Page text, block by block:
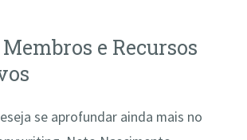
e Recursos
se aprofundar ainda mais no